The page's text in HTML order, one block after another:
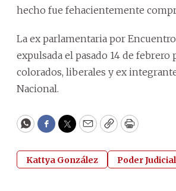
hecho fue fehacientemente
La ex parlamentaria por
expulsada el pasado 14 de febrero
colorados, liberales y ex
Nacional.
WhatsApp
Facebook
Twitter
EmailCopyPrint
Kattya González Poder Judicial